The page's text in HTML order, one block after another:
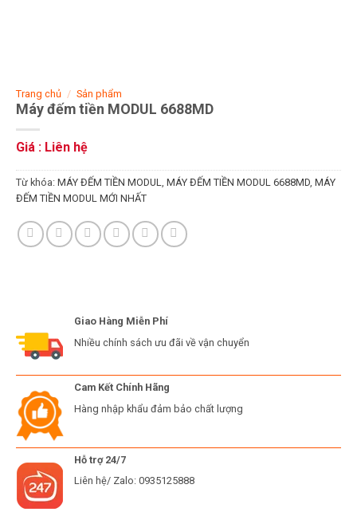
Trang chủ / Sản phẩm
Máy đếm tiền MODUL 6688MD
Giá : Liên hệ
Từ khóa: MÁY ĐẾM TIỀN MODUL, MÁY ĐẾM TIỀN MODUL 6688MD, MÁY
ĐẾM TIỀN MODUL MỚI NHẤT
Giao Hàng Miễn Phí
Nhiều chính sách ưu đãi về vận chuyển
Cam Kết Chính Hãng
Hàng nhập khẩu đảm bảo chất lượng
Hỗ trợ 24/7
Liên hệ/ Zalo: 0935125888